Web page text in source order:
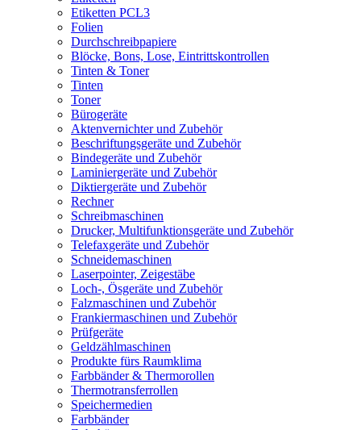
Etiketten PCL3
Folien
Durchschreibpapiere
Blöcke, Bons, Lose, Eintrittskontrollen
Tinten & Toner
Tinten
Toner
Bürogeräte
Aktenvernichter und Zubehör
Beschriftungsgeräte und Zubehör
Bindegeräte und Zubehör
Laminiergeräte und Zubehör
Diktiergeräte und Zubehör
Rechner
Schreibmaschinen
Drucker, Multifunktionsgeräte und Zubehör
Telefaxgeräte und Zubehör
Schneidemaschinen
Laserpointer, Zeigestäbe
Loch-, Ösgeräte und Zubehör
Falzmaschinen und Zubehör
Frankiermaschinen und Zubehör
Prüfgeräte
Geldzählmaschinen
Produkte fürs Raumklima
Farbbänder & Thermorollen
Thermotransferrollen
Speichermedien
Farbbänder